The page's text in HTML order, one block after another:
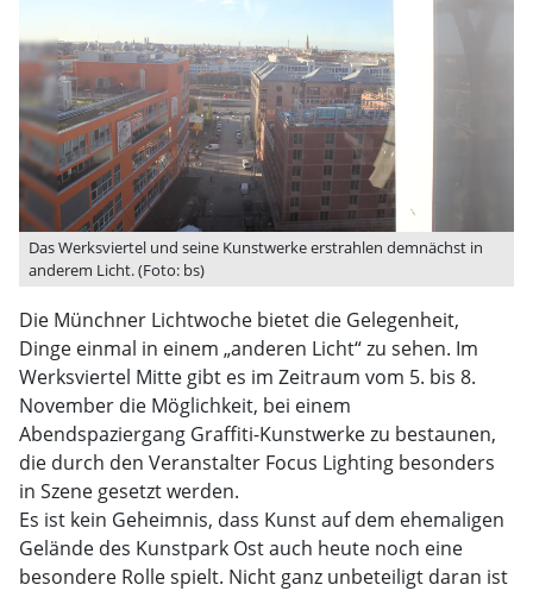
Das Werksviertel und seine Kunstwerke erstrahlen demnächst in
anderem Licht. (Foto: bs)
Die Münchner Lichtwoche bietet die Gelegenheit,
Dinge einmal in einem „anderen Licht“ zu sehen. Im
Werksviertel Mitte gibt es im Zeitraum vom 5. bis 8.
November die Möglichkeit, bei einem
Abendspaziergang Graffiti-Kunstwerke zu bestaunen,
die durch den Veranstalter Focus Lighting besonders
in Szene gesetzt werden.
Es ist kein Geheimnis, dass Kunst auf dem ehemaligen
Gelände des Kunstpark Ost auch heute noch eine
besondere Rolle spielt. Nicht ganz unbeteiligt daran ist